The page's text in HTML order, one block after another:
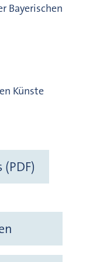
Bayerischen
Künste